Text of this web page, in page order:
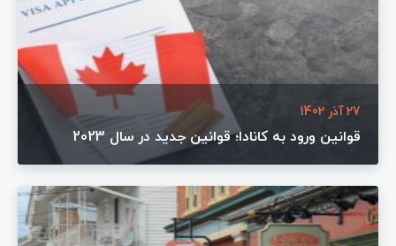
27 آذر 1402
قوانین ورود به کانادا؛ قوانین جدید در سال 2023